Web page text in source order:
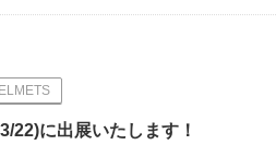
22)に出展いたします！